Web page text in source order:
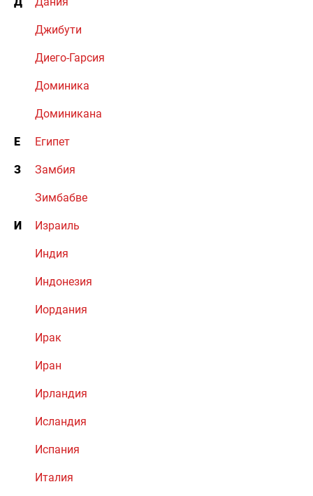
Джибути
Диего-Гарсия
Доминика
Доминикана
Е Египет
З Замбия
Зимбабве
И Израиль
Индия
Индонезия
Иордания
Ирак
Иран
Ирландия
Исландия
Испания
Италия